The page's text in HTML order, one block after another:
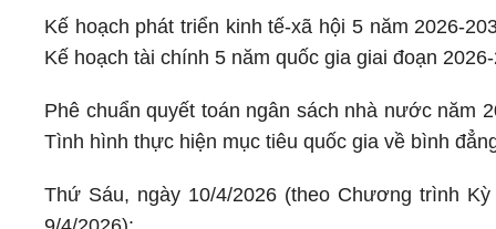
Kế hoạch phát triển kinh tế-xã hội 5 năm 2026-
Kế hoạch tài chính 5 năm quốc gia giai đoạn
Phê chuẩn quyết toán ngân sách nhà nước năm
Tình hình thực hiện mục tiêu quốc gia về bình
Thứ Sáu, ngày 10/4/2026 (theo Chương trình